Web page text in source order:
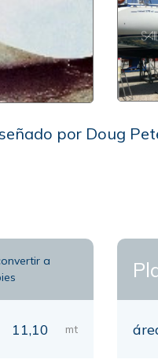
por Doug
a
11,10 mt